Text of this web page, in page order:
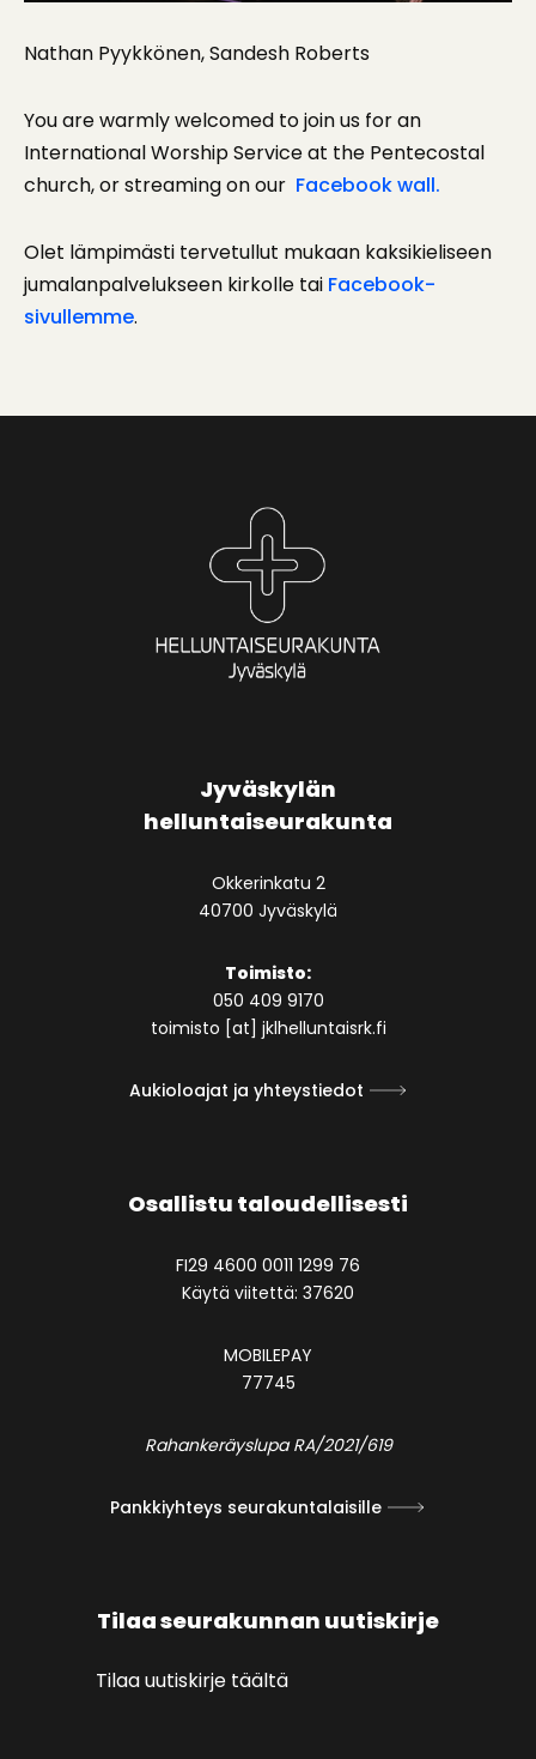
Nathan Pyykkönen, Sandesh Roberts
You are warmly welcomed to join us for an
International Worship Service at the Pentecostal
church, or streaming on our Facebook wall.
Olet lämpimästi tervetullut mukaan kaksikieliseen
jumalanpalvelukseen kirkolle tai Facebook-
sivullemme.
Jyväskylän
helluntaiseurakunta
Okkerinkatu 2
40700 Jyväskylä
Toimisto:
050 409 9170
toimisto [at] jklhelluntaisrk.fi
Aukioloajat ja yhteystiedot
Osallistu taloudellisesti
FI29 4600 0011 1299 76
Käytä viitettä: 37620
MOBILEPAY
77745
Rahankeräyslupa RA/2021/619
Pankkiyhteys seurakuntalaisille
Tilaa seurakunnan uutiskirje
Tilaa uutiskirje täältä